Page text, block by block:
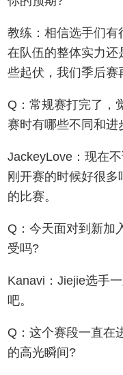
教练：相信选手们
在队伍的整体实力还
些起伏，我们季后赛
Q：常规赛打完了，
赛时有哪些不同和进
JackeyLove：现在
刚开赛的时候好很
的比赛。
Q：今天面对到新加
受吗?
Kanavi：Jiejie选手
吧。
Q：这个赛段一直在
的高光瞬间?